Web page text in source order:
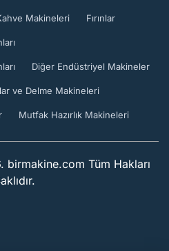
Makineleri Fırınlar
Diğer Endüstriyel Makineler
ve Delme Makineleri
Mutfak Hazırlık Makineleri
Tüm Hakları